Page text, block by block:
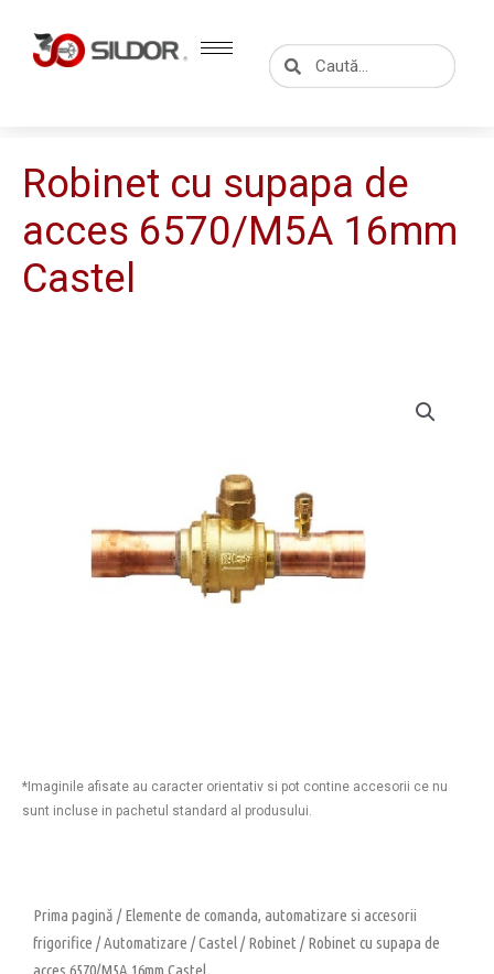
content
CautăCaută
Robinet cu supapa de
acces 6570/M5A 16mm
Castel
*Imaginile afisate au caracter orientativ si pot contine accesorii ce nu
sunt incluse in pachetul standard al produsului.
Prima pagină /Elemente de comanda, automatizare si accesorii
frigorifice /Automatizare /Castel/Robinet / Robinet cu supapa de